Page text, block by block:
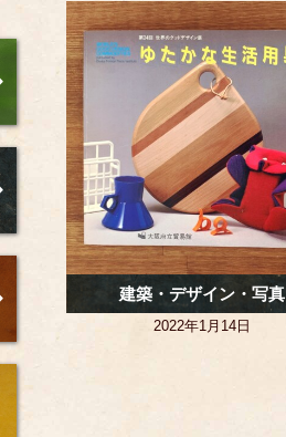
建築・デザイン・写真
2022年1月14日